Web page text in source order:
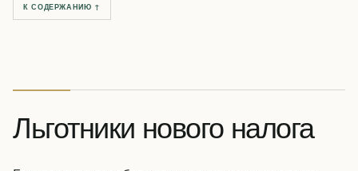
К СОДЕРЖАНИЮ ↑
Льготники нового налога